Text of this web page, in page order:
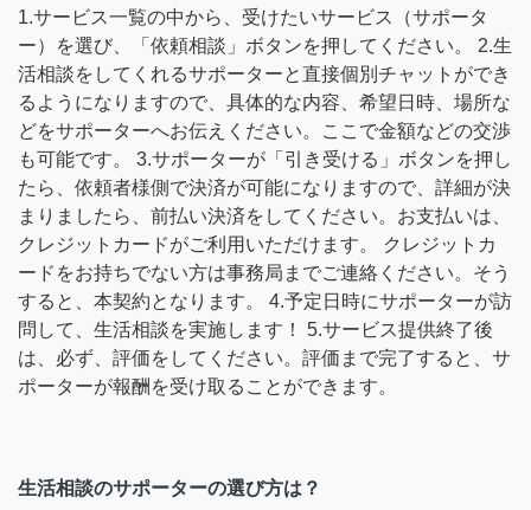
1.サービス一覧の中から、受けたいサービス（サポータ
ー）を選び、「依頼相談」ボタンを押してください。 2.生
活相談をしてくれるサポーターと直接個別チャットができ
るようになりますので、具体的な内容、希望日時、場所な
どをサポーターへお伝えください。ここで金額などの交渉
も可能です。 3.サポーターが「引き受ける」ボタンを押し
たら、依頼者様側で決済が可能になりますので、詳細が決
まりましたら、前払い決済をしてください。お支払いは、
クレジットカードがご利用いただけます。 クレジットカ
ードをお持ちでない方は事務局までご連絡ください。そう
すると、本契約となります。 4.予定日時にサポーターが訪
問して、生活相談を実施します！ 5.サービス提供終了後
は、必ず、評価をしてください。評価まで完了すると、サ
ポーターが報酬を受け取ることができます。
生活相談のサポーターの選び方は？